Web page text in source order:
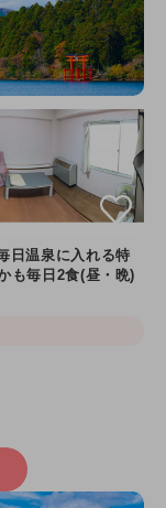
日温泉に入れる特
も毎日2食(昼・晩)